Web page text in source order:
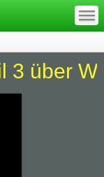
—
—
—